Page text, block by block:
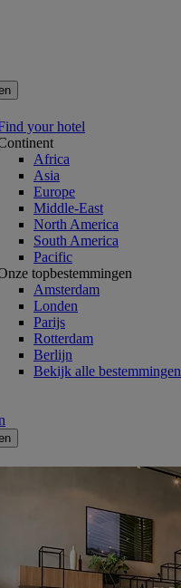
your hotel
Africa
Asia
Europe
Middle-East
North America
South America
Pacific
topbestemmingen
Amsterdam
Londen
Parijs
Rotterdam
Berlijn
Bekijk alle bestemmingen